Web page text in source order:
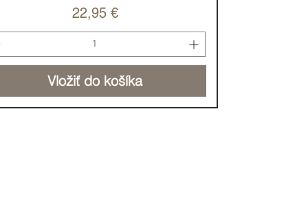
Cena
22,95 €
Vložiť do košíka